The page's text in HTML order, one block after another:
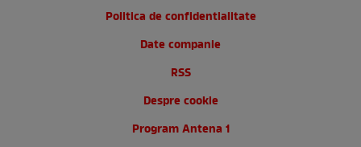
Politica de confidentialitate
Date companie
RSS
Despre cookie
Program Antena 1